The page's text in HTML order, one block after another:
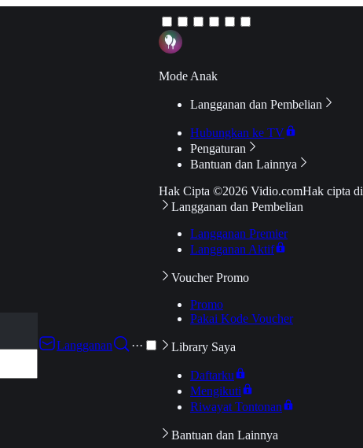
Langganan
···
Mode Anak
Langganan dan Pembelian
Hubungkan ke TV
Pengaturan
Bantuan dan Lainnya
Hak Cipta ©2026 Vidio.comHak cipta
Langganan dan Pembelian
Langganan Premier
Langganan Aktif
Voucher Promo
Promo
Pakai Kode Voucher
Library Saya
Daftarku
Mengikuti
Riwayat Tontonan
Bantuan dan Lainnya